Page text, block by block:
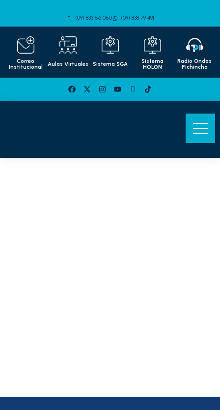
(09) 833 56 050 (09) 838 79 491
Correo
Institucional
Aulas Virtuales Sistema SGA
Sistema
HOLON
Radio Ondas
Pichincha